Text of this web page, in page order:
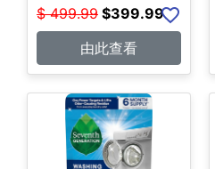
$ 499.99 $399.99
由此查看